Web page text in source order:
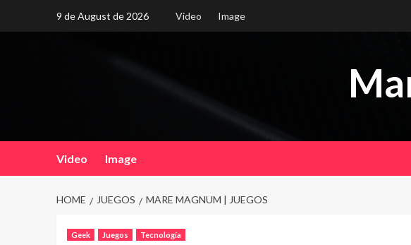
9 de August de 2026 Video Image
Video Image
HOME JUEGOS MARE MAGNUM | JUEGOS
Geek Juegos Tecnología